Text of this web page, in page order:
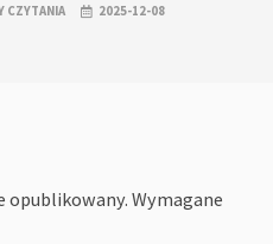
CZYTANIA 2025-12-08
opublikowany. Wymagane